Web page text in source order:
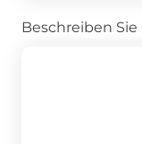
Beschreiben Sie